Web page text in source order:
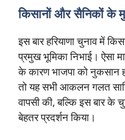
किसानों और सैनिकों के
इस बार हरियाणा चुनाव में
प्रमुख भूमिका निभाई। ऐसा
के कारण भाजपा को नुकसान
तो यह सभी आकलन गलत
वापसी की, बल्कि इस बार के
बेहतर प्रदर्शन किया।